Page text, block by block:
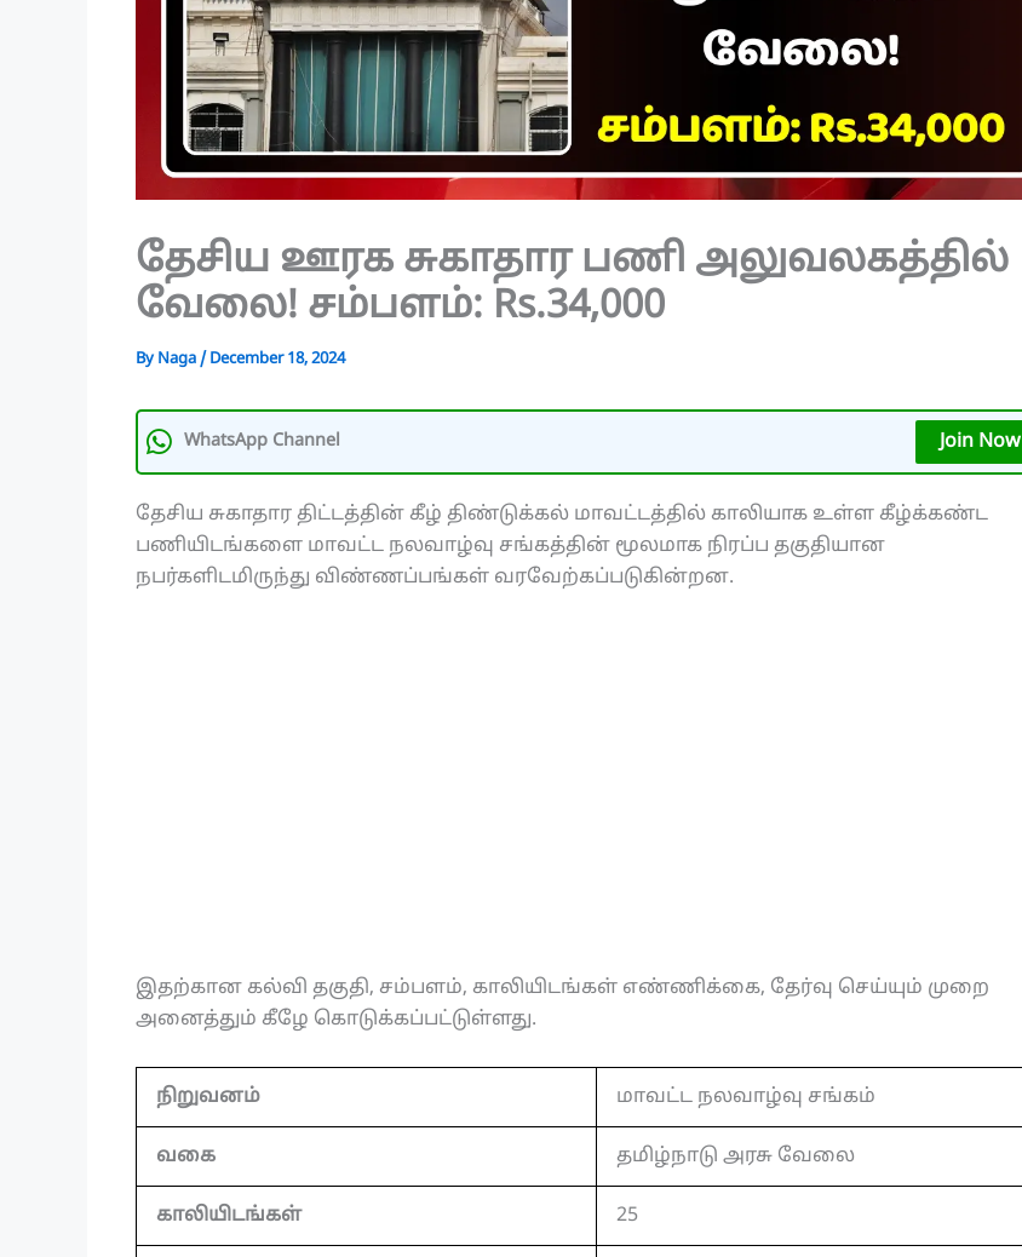
தேசிய ஊரக சுகாதார பணி அலுவலகத்தில்
வேலை! சம்பளம்: Rs.34,000
By Naga/ December 18, 2024
WhatsApp Channel Join Now
தேசிய சுகாதார திட்டத்தின் கீழ் திண்டுக்கல் மாவட்டத்தில் காலியாக உள்ள கீழ்க்கண்ட
பணியிடங்களை மாவட்ட நலவாழ்வு சங்கத்தின் மூலமாக நிரப்ப தகுதியான
நபர்களிடமிருந்து விண்ணப்பங்கள் வரவேற்கப்படுகின்றன.
இதற்கான கல்வி தகுதி, சம்பளம், காலியிடங்கள் எண்ணிக்கை, தேர்வு செய்யும் முறை
அனைத்தும் கீழே கொடுக்கப்பட்டுள்ளது.
நிறுவனம் மாவட்ட நலவாழ்வு சங்கம்
வகை தமிழ்நாடு அரசு வேலை
காலியிடங்கள் 25